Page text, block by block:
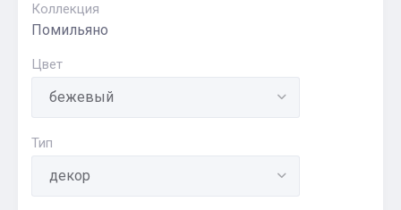
Коллекция
Помильяно
Цвет
Тип